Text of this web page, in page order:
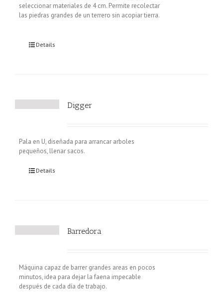
seleccionar materiales de 4 cm. Permite recolectar
las piedras grandes de un terrero sin acopiar tierra.
Details
Digger
Pala en U, diseñada para arrancar arboles
pequeños, llenar sacos.
Details
Barredora
Máquina capaz de barrer grandes areas en pocos
minutos, idea para dejar la faena impecable
después de cada día de trabajo.